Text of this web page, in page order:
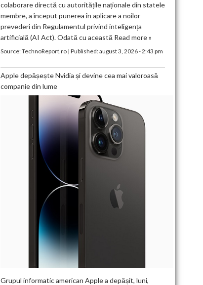
colaborare directă cu autoritățile naționale din statele
membre, a început punerea în aplicare a noilor
prevederi din Regulamentul privind inteligența
artificială (AI Act). Odată cu această Read more »
Source:TechnoReport.ro| Published:august 3, 2026 - 2:43 pm
Apple depășește Nvidia și devine cea mai valoroasă
companie din lume
Grupul informatic american Apple a depășit, luni,